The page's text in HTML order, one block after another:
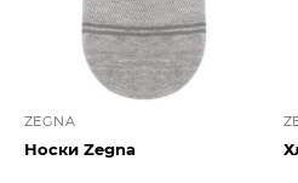
ZEGNA
Носки Zegna